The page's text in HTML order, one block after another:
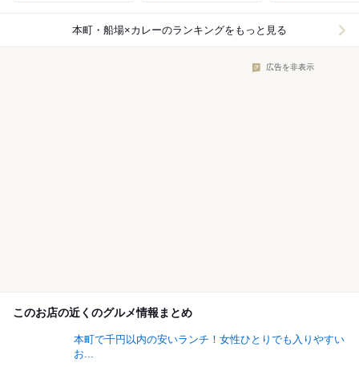
本町・船場×カレーのランキングをもっと見る
広告を非表示
このお店の近くのグルメ情報まとめ
本町で千円以内の安いランチ！女性ひとりでも入りやすい
お...